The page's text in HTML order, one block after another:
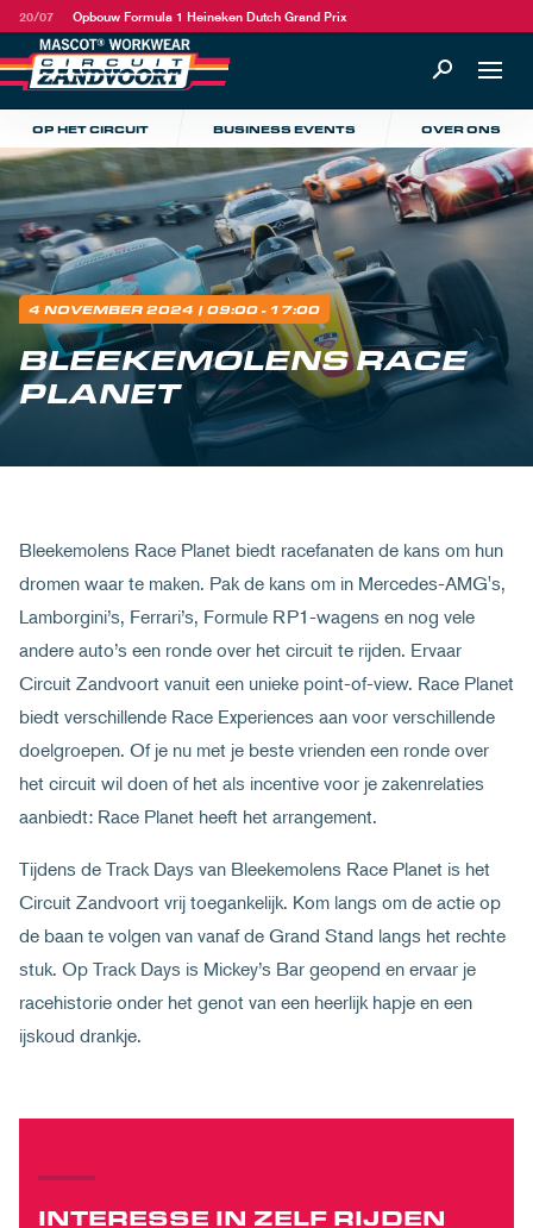
20/07 Opbouw Formula 1 Heineken Dutch Grand Prix
OP HET CIRCUIT BUSINESS EVENTS OVER ONS
4 NOVEMBER 2024 | 09:00 - 17:00
BLEEKEMOLENS RACE
PLANET
Bleekemolens Race Planet biedt racefanaten de kans om hun
dromen waar te maken. Pak de kans om in Mercedes-AMG's,
Lamborgini’s, Ferrari’s, Formule RP1-wagens en nog vele
andere auto’s een ronde over het circuit te rijden. Ervaar
Circuit Zandvoort vanuit een unieke point-of-view. Race Planet
biedt verschillende Race Experiences aan voor verschillende
doelgroepen. Of je nu met je beste vrienden een ronde over
het circuit wil doen of het als incentive voor je zakenrelaties
aanbiedt: Race Planet heeft het arrangement.
Tijdens de Track Days van Bleekemolens Race Planet is het
Circuit Zandvoort vrij toegankelijk. Kom langs om de actie op
de baan te volgen van vanaf de Grand Stand langs het rechte
stuk. Op Track Days is Mickey’s Bar geopend en ervaar je
racehistorie onder het genot van een heerlijk hapje en een
ijskoud drankje.
INTERESSE IN ZELF RIJDEN